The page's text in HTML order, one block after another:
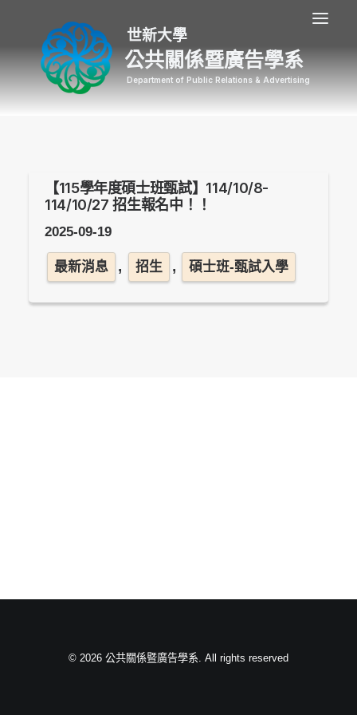
公共關係暨廣告學系
【115學年度碩士班甄試】114/10/8-
114/10/27 招生報名中！！
2025-09-19
最新消息 , 招生 , 碩士班-甄試入學
© 2026 公共關係暨廣告學系. All rights reserved